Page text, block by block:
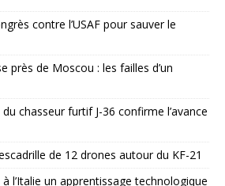
contre l’USAF pour sauver le
près de Moscou : les failles d’un
chasseur furtif J-36 confirme l’avance
de 12 drones autour du KF-21
l’Italie un apprentissage technologique